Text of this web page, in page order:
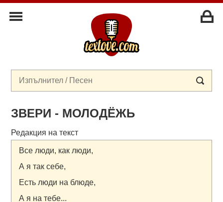
ЗВЕРИ - МОЛОДЁЖЬ
Редакция на текст